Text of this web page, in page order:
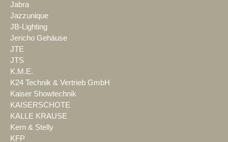
Jabra
Jazzunique
JB-Lighting
Jericho Gehäuse
JTE
JTS
K.M.E.
K24 Technik & Vertrieb GmbH
Kaiser Showtechnik
KAISERSCHOTE
KALLE KRAUSE
Kern & Stelly
KFP